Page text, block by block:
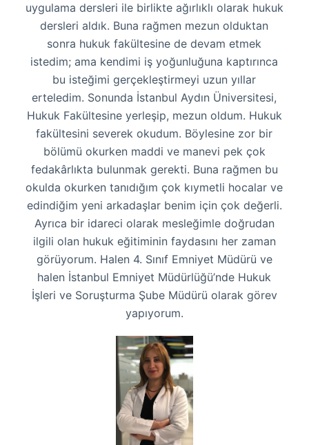
uygulama dersleri ile birlikte ağırlıklı olarak hukuk
dersleri aldık. Buna rağmen mezun olduktan
sonra hukuk fakültesine de devam etmek
istedim; ama kendimi iş yoğunluğuna kaptırınca
bu isteğimi gerçekleştirmeyi uzun yıllar
erteledim. Sonunda İstanbul Aydın Üniversitesi,
Hukuk Fakültesine yerleşip, mezun oldum. Hukuk
fakültesini severek okudum. Böylesine zor bir
bölümü okurken maddi ve manevi pek çok
fedakârlıkta bulunmak gerekti. Buna rağmen bu
okulda okurken tanıdığım çok kıymetli hocalar ve
edindiğim yeni arkadaşlar benim için çok değerli.
Ayrıca bir idareci olarak mesleğimle doğrudan
ilgili olan hukuk eğitiminin faydasını her zaman
görüyorum. Halen 4. Sınıf Emniyet Müdürü ve
halen İstanbul Emniyet Müdürlüğü’nde Hukuk
İşleri ve Soruşturma Şube Müdürü olarak görev
yapıyorum.